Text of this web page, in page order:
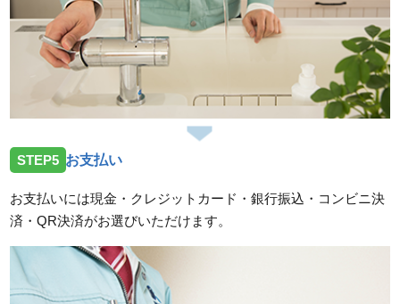
STEP5 お支払い
お支払いには現金・クレジットカード・銀行振込・コンビニ決
済・QR決済がお選びいただけます。